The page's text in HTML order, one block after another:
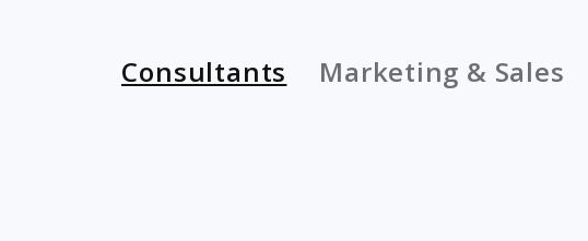
Consultants Marketing & Sales